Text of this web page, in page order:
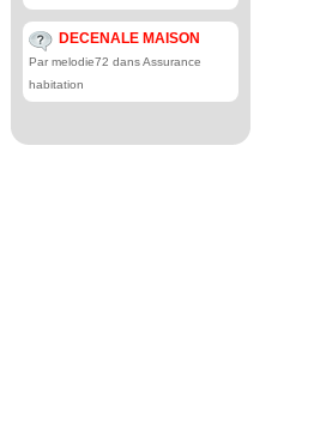
DECENALE MAISON
Par melodie72 dans Assurance
habitation